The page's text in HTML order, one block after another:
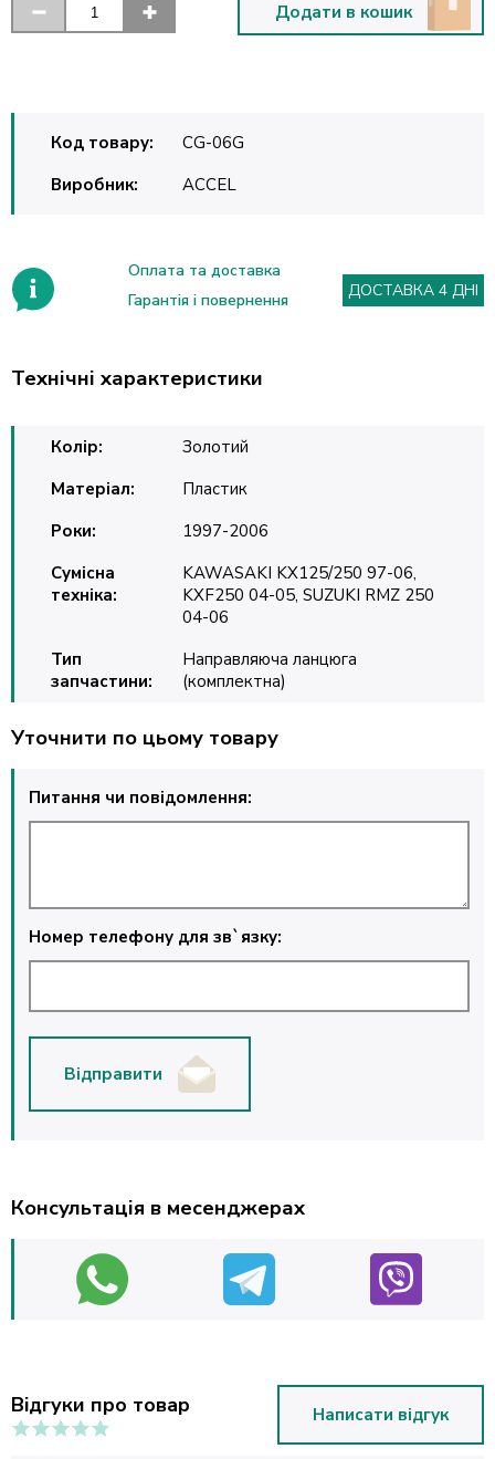
Додати в кошик
Код товару:
CG-06G
Виробник:
ACCEL
Оплата та доставка
Гарантія і повернення
ДОСТАВКА 4 ДНІ
Технічні характеристики
Колір:
Золотий
Матеріал:
Пластик
Роки:
1997-2006
Сумісна
техніка:
KAWASAKI KX125/250 97-06,
KXF250 04-05, SUZUKI RMZ 250
04-06
Тип
запчастини:
Направляюча ланцюга
(комплектна)
Уточнити по цьому товару
Питання чи повідомлення:
Номер телефону для зв`язку:
Відправити
Консультація в месенджерах
Відгуки про товар Написати відгук